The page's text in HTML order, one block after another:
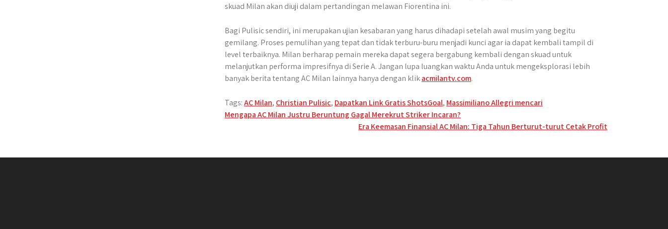
skuad Milan akan diuji dalam pertandingan melawan Fiorentina ini.
Bagi Pulisic sendiri, ini merupakan ujian kesabaran yang harus dihadapi setelah awal musim yang begitu
gemilang. Proses pemulihan yang tepat dan tidak terburu-buru menjadi kunci agar ia dapat kembali tampil di
level terbaiknya. Milan berharap pemain mereka dapat segera bergabung kembali dengan skuad untuk
melanjutkan performa impresifnya di Serie A.Jangan lupa luangkan waktu Anda untuk mengeksplorasi lebih
banyak berita tentangAC Milan lainnya hanya dengan klikacmilantv.com.
Tags:AC Milan, Christian Pulisic, Dapatkan Link Gratis ShotsGoal, Massimiliano Allegri mencari
Post
Mengapa AC Milan Justru Beruntung Gagal Merekrut Striker Incaran?
Era Keemasan Finansial AC Milan: Tiga Tahun Berturut-turut Cetak Profit